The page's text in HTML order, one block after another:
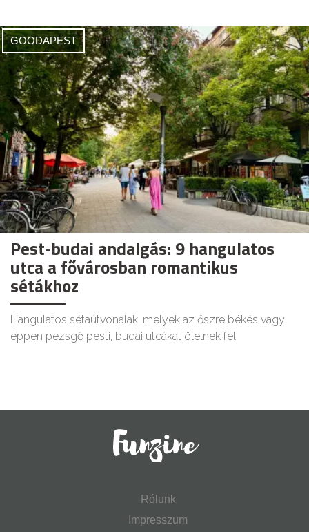
GOODAPEST
Pest-budai andalgás: 9 hangulatos
utca a fővárosban romantikus
sétákhoz
Hangulatos sétaútvonalak, melyek az őszre békés vagy
éppen pezsgő pesti, budai utcákat ölelnek fel.
Rólunk
Impresszum